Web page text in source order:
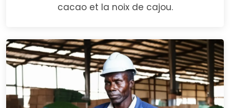
cacao et la noix de cajou.